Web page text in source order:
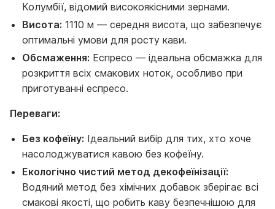
Колумбії, відомий високоякісними зернами.
Висота: 1110 м — середня висота, що забезпечує
оптимальні умови для росту кави.
Обсмаження: Еспресо — ідеальна обсмажка для
розкриття всіх смакових ноток, особливо при
приготуванні еспресо.
Переваги:
Без кофеїну: Ідеальний вибір для тих, хто хоче
насолоджуватися кавою без кофеїну.
Екологічно чистий метод декофеїнізації:
Водяний метод без хімічних добавок зберігає всі
смакові якості, що робить каву безпечнішою для